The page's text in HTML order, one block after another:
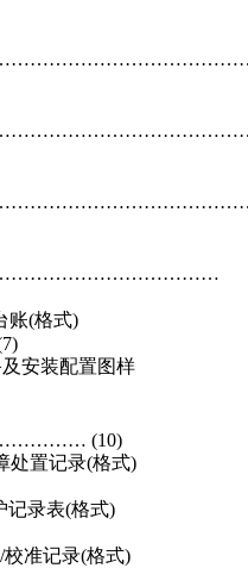
账(格式)
安装配置图样
(10)
处置记录(格式)
记录表(格式)
准记录(格式)